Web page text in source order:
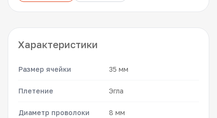
Характеристики
Размер ячейки 35 мм
Плетение Эгла
Диаметр проволоки 8 мм